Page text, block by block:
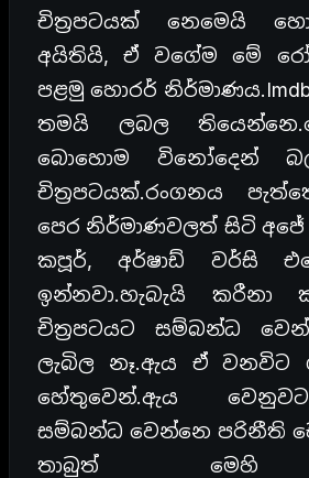
චිත්‍රපටයක් නෙමෙයි
අයිතියි, ඒ වගේම මේ
පළමු හොරර්
තමයි ලබල
බොහොම විනෝදෙන්
චිත්‍රපටයක්.රංගනය
පෙර නිර්මාණවලත් සිටි අජේ
කපූර්, අර්ෂාඩ් වර්සි
ඉන්නවා.හැබැයි කරීනා
චිත්‍රපටයට සම්බන්ධ
ලැබිල නෑ.ඇය ඒ වනවිට
හේතුවෙන්.ඇය
සම්බන්ධ වෙන්නෙ පරිනීති
තාබුත් මෙහි